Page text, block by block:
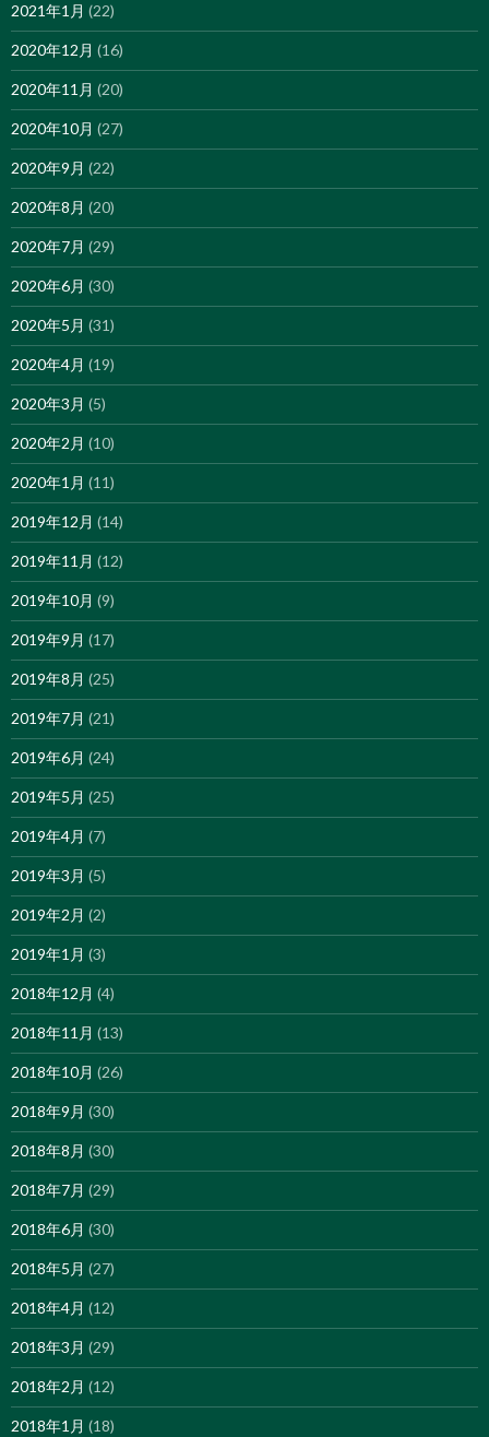
2021年1月 (22)
2020年12月 (16)
2020年11月 (20)
2020年10月 (27)
2020年9月 (22)
2020年8月 (20)
2020年7月 (29)
2020年6月 (30)
2020年5月 (31)
2020年4月 (19)
2020年3月 (5)
2020年2月 (10)
2020年1月 (11)
2019年12月 (14)
2019年11月 (12)
2019年10月 (9)
2019年9月 (17)
2019年8月 (25)
2019年7月 (21)
2019年6月 (24)
2019年5月 (25)
2019年4月 (7)
2019年3月 (5)
2019年2月 (2)
2019年1月 (3)
2018年12月 (4)
2018年11月 (13)
2018年10月 (26)
2018年9月 (30)
2018年8月 (30)
2018年7月 (29)
2018年6月 (30)
2018年5月 (27)
2018年4月 (12)
2018年3月 (29)
2018年2月 (12)
2018年1月 (18)